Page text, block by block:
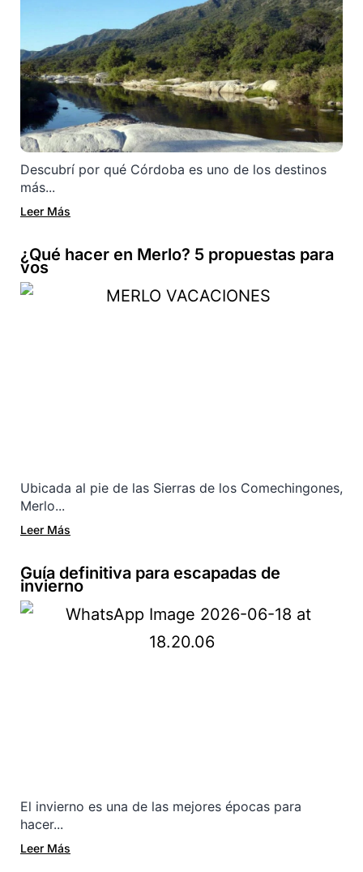
Descubrí por qué Córdoba es uno de los destinos
más...
Leer Más
¿Qué hacer en Merlo? 5 propuestas para
vos
Ubicada al pie de las Sierras de los Comechingones,
Merlo...
Leer Más
Guía definitiva para escapadas de
invierno
El invierno es una de las mejores épocas para
hacer...
Leer Más